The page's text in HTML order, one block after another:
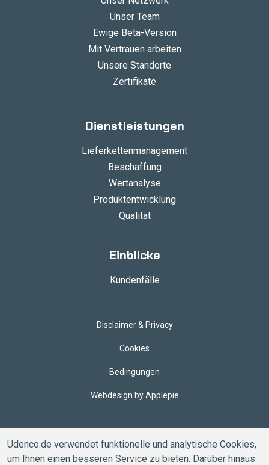
Unser Team
Ewige Beta-Version
Mit Vertrauen arbeiten
Unsere Standorte
Zertifikate
Dienstleistungen
Lieferkettenmanagement
Beschaffung
Wertanalyse
Produktentwicklung
Qualität
Einblicke
Kundenfälle
Disclaimer & Privacy
Cookies
Bedingungen
Webdesign by Applepie
Udenco.de verwendet funktionelle und analytische Cookies,
um Ihnen einen besseren Service zu bieten. Darüber hinaus